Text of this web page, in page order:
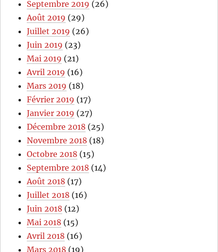
Septembre 2019 (26)
Août 2019 (29)
Juillet 2019 (26)
Juin 2019 (23)
Mai 2019 (21)
Avril 2019 (16)
Mars 2019 (18)
Février 2019 (17)
Janvier 2019 (27)
Décembre 2018 (25)
Novembre 2018 (18)
Octobre 2018 (15)
Septembre 2018 (14)
Août 2018 (17)
Juillet 2018 (16)
Juin 2018 (12)
Mai 2018 (15)
Avril 2018 (16)
Mars 2018 (19)